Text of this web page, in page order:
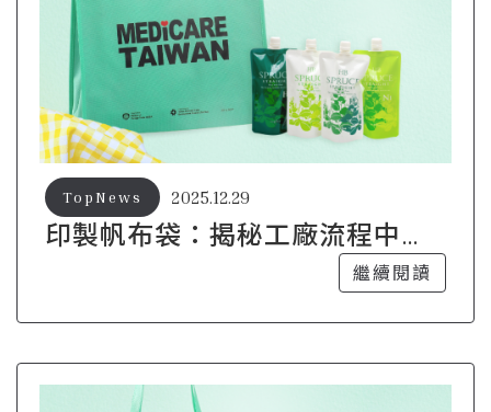
印製帆布袋：揭秘工廠流程中的
2025.12.29
TopNews
繼續閱讀